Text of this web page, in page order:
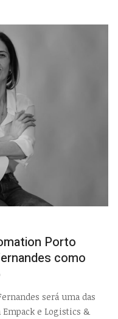
Porto
como
será uma das
Empack e Logistics &